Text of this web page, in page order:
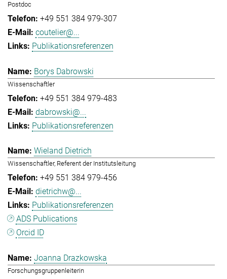
Postdoc
+49 551 384 979-307
coutelier@...
Publikationsreferenzen
Borys Dabrowski
Wissenschaftler
+49 551 384 979-483
dabrowski@...
Publikationsreferenzen
Wieland Dietrich
Wissenschaftler, Referent der Institutsleitung
+49 551 384 979-456
dietrichw@...
Publikationsreferenzen
ADS Publications
Orcid ID
Joanna Drazkowska
Forschungsgruppenleiterin